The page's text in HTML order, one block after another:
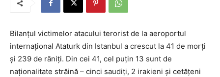
Bilanţul victimelor atacului terorist de la aeroportul
internaţional Ataturk din Istanbul a crescut la 41 de morţi
şi 239 de răniţi. Din cei 41, cel puţin 13 sunt de
naţionalitate străină – cinci saudiţi, 2 irakieni şi cetăţeni